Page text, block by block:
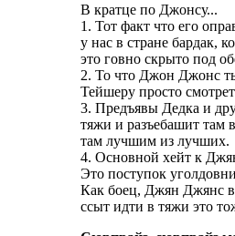
В кратце по Джонсу...
1. Тот факт что его
у нас в стране бардак,
это говно скрыто под
2. То что Джон Джонс
Тейшеру просто
3. Предъявы Дедка и
тяжи и разъебашит там
там лучшим из лучших.
4. Основной хейт к
Это поступок
Как боец, Джян Джянс
ссыт идти в тяжи это